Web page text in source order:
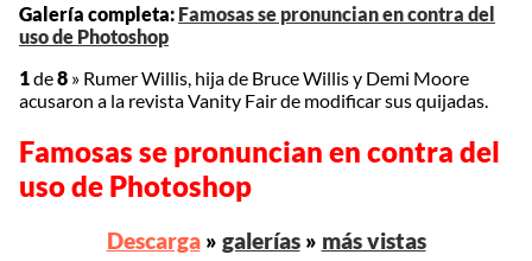
Galería completa: Famosas se pronuncian en contra del
uso de Photoshop
1 de8 » Rumer Willis, hija de Bruce Willis y Demi Moore
acusaron a la revista Vanity Fair de modificar sus quijadas.
Famosas se pronuncian en contra del
uso de Photoshop
Descarga» galerías» más vistas